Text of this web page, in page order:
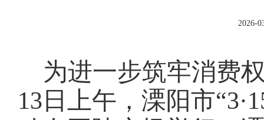
2026-
为进一步筑牢消费
13日上午，溧阳市